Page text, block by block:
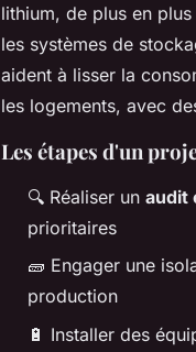
lithium, de plus en
les systèmes de
aident à lisser la
les logements, avec
Les étapes d'un
🔍 Réaliser un audit
prioritaires
🧱 Engager une
production
🔋 Installer des